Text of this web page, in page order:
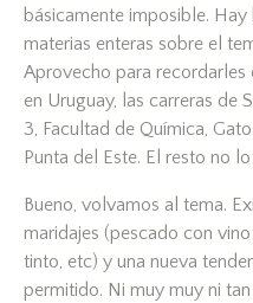
básicamente imposible.
materias enteras sobre el
Aprovecho para recordarles
en Uruguay, las carreras de
3, Facultad de Química,
Punta del Este. El resto no lo
Bueno, volvamos al tema.
maridajes (pescado con
tinto, etc) y una nueva
permitido. Ni muy muy ni